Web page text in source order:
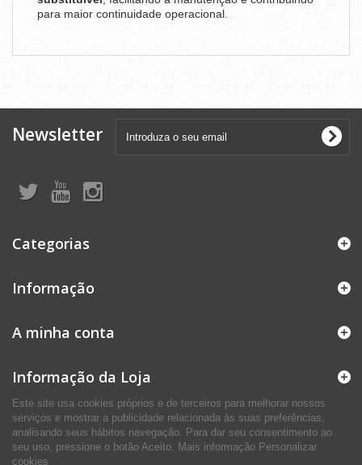
para maior continuidade operacional.
Newsletter
Categorias
Informação
A minha conta
Informação da Loja
Este site usa cookies próprios e de terceiros para melhorar nossos
serviços e mostrar a publicidade relacionada às suas preferências,
analisando seus hábitos navegação. Para dar seu consentimento ao
seu uso, pressione o botão Aceito. Mais informação Personalizar
cookies